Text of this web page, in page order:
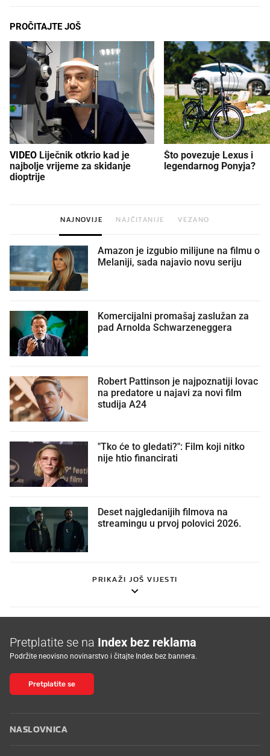
PROČITAJTE JOŠ
VIDEO
najbolje vrijeme za skidanje
dioptrije
Što povezuje Lexus i
legendarnog Ponyja?
NAJNOVIJE NAJČITANIJE VEZANO
Amazon je izgubio milijune na filmu o
Melaniji, sada najavio novu seriju
Komercijalni promašaj zaslužan za
pad Arnolda Schwarzeneggera
Robert Pattinson je najpoznatiji lovac
na predatore u najavi za novi film
studija A24
"Tko će to gledati?": Film koji nitko
nije htio financirati
Deset najgledanijih filmova na
streamingu u prvoj polovici 2026.
PRIKAŽI JOŠ VIJESTI
Pretplatite se na Index bez reklama
Podržite neovisno novinarstvo i čitajte Index bez bannera.
Pretplatite se
NASLOVNICA